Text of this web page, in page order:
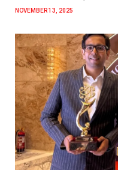
NOVEMBER 13, 2025